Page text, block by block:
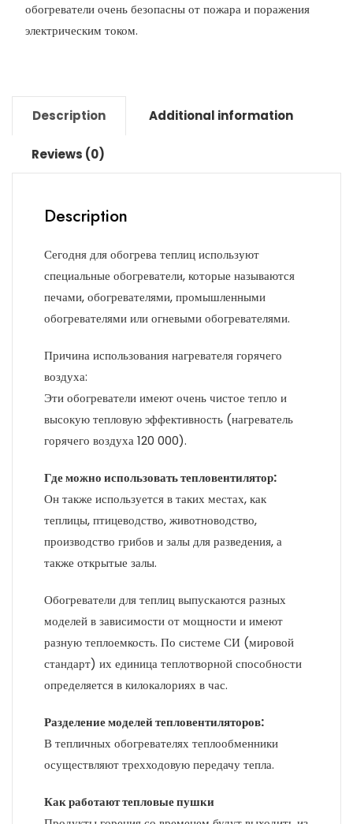
обогреватели очень безопасны от пожара и поражения
электрическим током.
Description Additional information
Reviews (0)
Description
Сегодня для обогрева теплиц используют
специальные обогреватели, которые называются
печами, обогревателями, промышленными
обогревателями или огневыми обогревателями.
Причина использования нагревателя горячего
воздуха:
Эти обогреватели имеют очень чистое тепло и
высокую тепловую эффективность (нагреватель
горячего воздуха 120 000).
Где можно использовать тепловентилятор:
Он также используется в таких местах, как
теплицы, птицеводство, животноводство,
производство грибов и залы для разведения, а
также открытые залы.
Обогреватели для теплиц выпускаются разных
моделей в зависимости от мощности и имеют
разную теплоемкость. По системе СИ (мировой
стандарт) их единица теплотворной способности
определяется в килокалориях в час.
Разделение моделей тепловентиляторов:
В тепличных обогревателях теплообменники
осуществляют трехходовую передачу тепла.
Как работают тепловые пушки